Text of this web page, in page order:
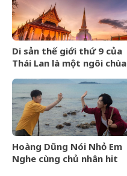
Di sản thế giới thứ 9 của
Thái Lan là một ngôi chùa
Hoàng Dũng Nói Nhỏ Em
Nghe cùng chủ nhân hit